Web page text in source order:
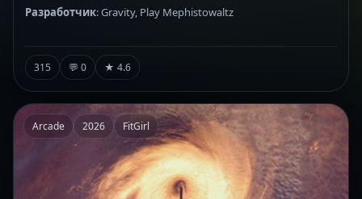
Разработчик: Gravity, Play Mephistowaltz
315 💬 0 ★ 4.6
Arcade 2026 FitGirl